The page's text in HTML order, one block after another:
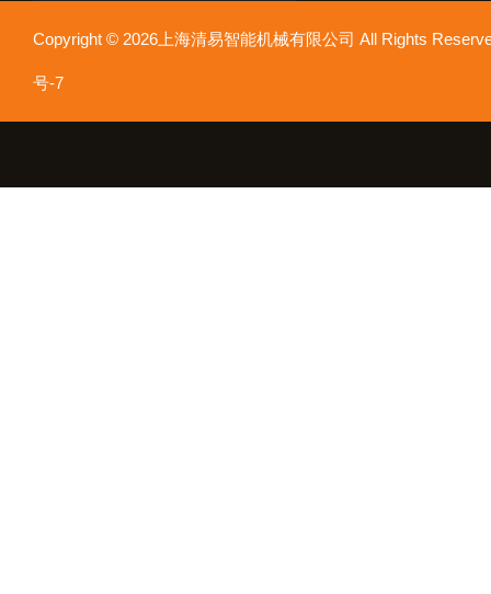
Copyright © 2026上海清易智能机械有限公司 All Rights
号-7